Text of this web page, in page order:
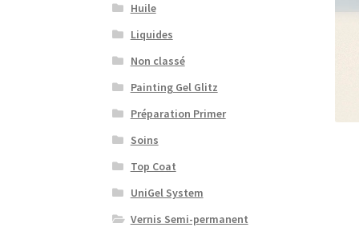
Huile
Liquides
Non classé
Painting Gel Glitz
Préparation Primer
Soins
Top Coat
UniGel System
Vernis Semi-permanent